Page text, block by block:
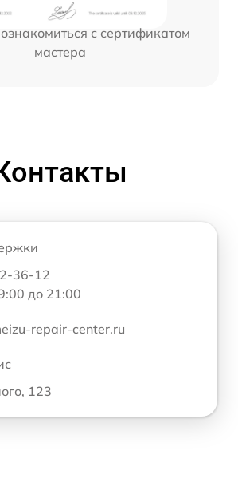
с сертификатом
мастера
36-12
до 21:00
repair-center.ru
123